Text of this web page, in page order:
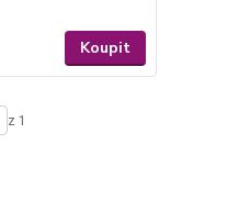
Koupit
z 1